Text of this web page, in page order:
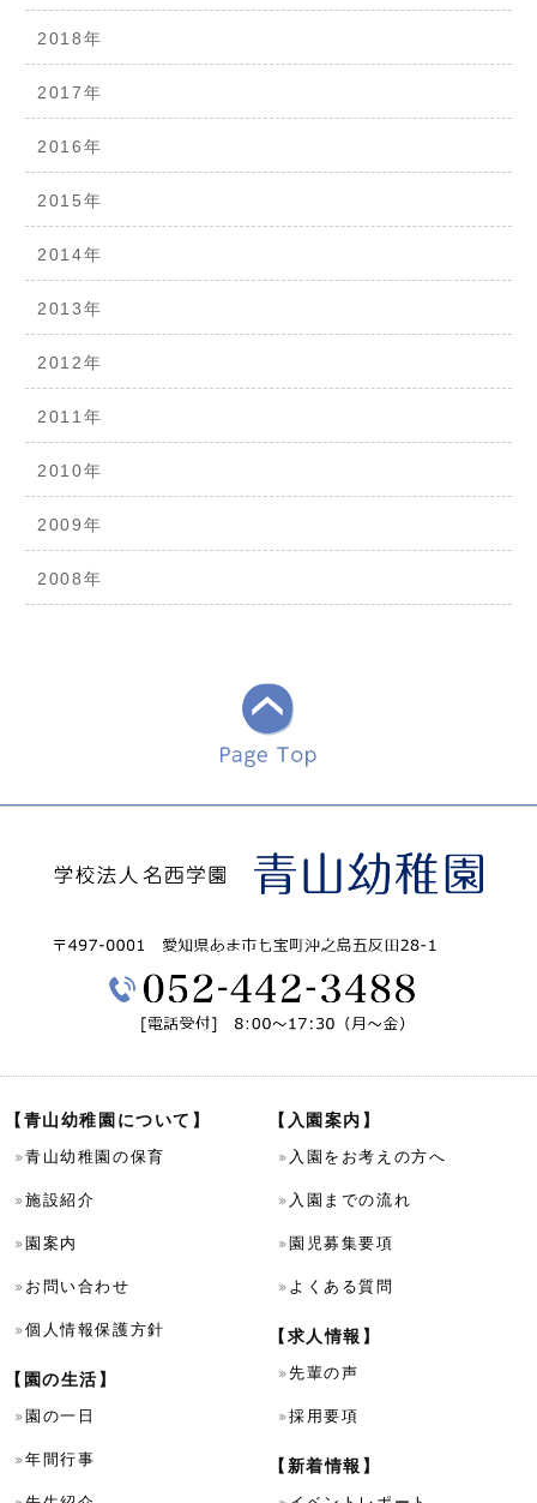
2018年
2017年
2016年
2015年
2014年
2013年
2012年
2011年
2010年
2009年
2008年
【青山幼稚園について】
青山幼稚園の保育
施設紹介
園案内
お問い合わせ
個人情報保護方針
【園の生活】
園の一日
年間行事
【入園案内】
入園をお考えの方へ
入園までの流れ
園児募集要項
よくある質問
【求人情報】
先輩の声
採用要項
【新着情報】